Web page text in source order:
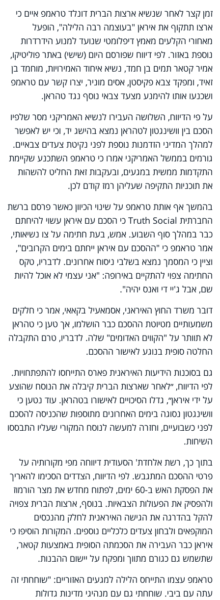
זמן קצר לאחר שנשיא ארצות הברית דונלד טראמפ איים כי
ארצו תתקוף את איראן "בעוצמה רבה הלילה", הופעל
מאחורי הקלעים מאמץ דיפלומטי שנועד למנוע הידרדרות
נוספת באזור. לפי דיווח שפורסם היום (שישי) באתר פוליטיקו,
אמיר קטאר תמים בן חמד, נשיא איחוד האמירויות, מוחמד בן
זאיד, ומפקד צבא פקיסטן, אסים מוניר, יצרו קשר עם טראמפ
ושכנעו אותו להימנע מצעד צבאי נוסף נגד טהראן.
על פי הדיווח, השלושה העבירו לנשיא האמריקני מסר שלפיו
הסכם בין וושינגטון לטהראן נמצא בהישג יד, וכי יש לאפשר
למהלך המדיני הזדמנות נוספת לפני נקיטת צעדים צבאיים.
גורמים בממשל האמריקני אמרו כי טראמפ השתכנע שקיימת
התקדמות ממשית במגעים, ובעקבות זאת החליט להשהות
את תוכניות התקיפה שעליהן רמז קודם לכן.
בהמשך אף אותת טראמפ על שינוי הכיוון כאשר פרסם ברשת
החברתית Truth Social כי הסכם עם איראן עשוי להיחתם
כבר במהלך סוף השבוע. אמש, בעת חתימה על צו נשיאותי,
אמר טראמפ כי "ההסכם עם איראן ייחתם בימים הקרובים",
וציין כי המסמך נמצא בשלבי ניסוח אחרונים. לדבריו, טקס
החתימה צפוי להתקיים באירופה: "אני עצמי לא אוכל להיות
שם, אבל ג'יי די ואנס יהיה".
דובר משרד החוץ האיראני, אסמאעיל בקאאי, אמר כי חלקים
משמעותיים מטיוטת ההסכם כבר הושלמו, אך טען כי טהראן
לא תוותר על "הקווים האדומים" שלה. לדבריו, טרם התקבלה
החלטה סופית בנוגע לאישור ההסכם.
גם בסוכנות הידיעות האיראנית פארס התייחסו להתפתחויות.
לפי הדיווח, ״לאחר שארצות הברית קיבלה את הנוסח שהוצע
על ידי איראן״, גדלו הסיכויים לאישורו בטהראן. עוד נטען כי
וושינגטון נסוגה בימים האחרונים מתוספות שהכניסה להסכם
לפני כשבועיים, וחזרה למעשה לנוסח המקורי שעליו התבססו
השיחות.
בתוך כך, רשת אלחדת' הסעודית דיווחה מפי מקורותיה על
פרטי ההסכם המתגבש. לפי הדיווח, הצדדים הסכימו להאריך
את הפסקת האש ב-60 ימים, לפתוח מחדש את מצר הורמוז
ולהפסיק את הפעולות הצבאיות. בנוסף, ארצות הברית צפויה
להקל בהדרגה את הגישה האיראנית לחלק מהנכסים
המוקפאים ולבחון צעדים כלכליים נוספים. המקורות הוסיפו כי
איראן כבר העבירה את הסכמתה הסופית באמצעות קטאר,
שתשמש גם כגורם מתווך ומפקח על יישום ההבנות.
טראמפ עצמו התייחס הלילה למגעים האזוריים: "שוחחתי זה
עתה עם ביבי. שוחחתי גם עם מנהיגי מדינות גדולות